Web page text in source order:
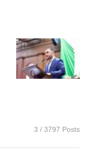
3 / 3797 Posts